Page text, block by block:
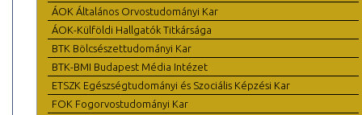
ÁOK Általános Orvostudományi Kar
ÁOK-Külföldi Hallgatók Titkársága
BTK Bölcsészettudományi Kar
BTK-BMI Budapest Média Intézet
ETSZK Egészségtudományi és Szociális Képzési Kar
FOK Fogorvostudományi Kar